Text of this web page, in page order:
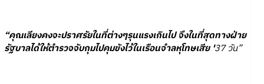
“คุณเลียงคงจะปราศรัยในที่ต่างๆรุนแรงเกินไป จึงในที่สุดทางฝ่าย
รัฐบาลได้ให้ตำรวจจับกุมไปคุมขังไว้ในเรือนจำลหุโทษเสีย '37 วัน”